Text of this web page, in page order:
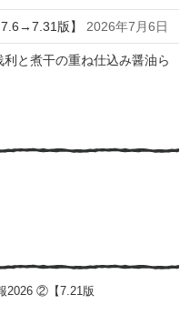
版】 2026年7月6日
利と煮干の重ね仕込み醤油ら
2026 ②【7.21版